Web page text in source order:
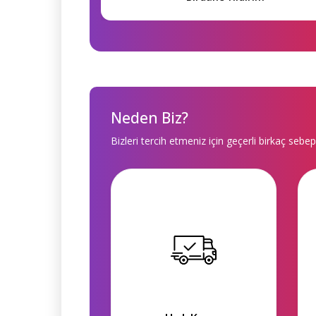
Neden Biz?
Bizleri tercih etmeniz için geçerli birkaç